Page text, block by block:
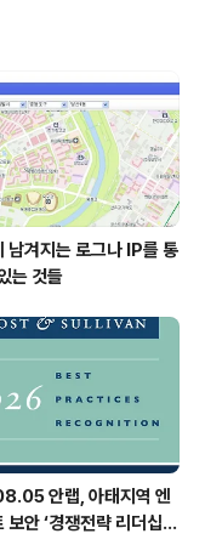
노
존
다.
남겨지는 로그나 IP를 통
는 것들
안랩, 아태지역 엔
보안 ‘경쟁전략 리더십’